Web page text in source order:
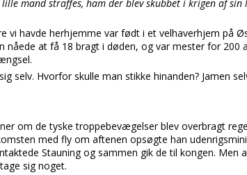
mand straffes, ham der blev skubbet i krigen af
vi havde herhjemme var født i et velhaverhjem på
nåede at få 18 bragt i døden, og var mester for
selv. Hvorfor skulle man stikke hinanden? Jamen
om de tyske troppebevægelser blev overbragt
med fly om aftenen opsøgte han
Stauning og sammen gik de til kongen. Men
sig noget.